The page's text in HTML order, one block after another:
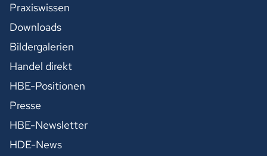
Praxiswissen
Downloads
Bildergalerien
Handel direkt
HBE-Positionen
Presse
HBE-Newsletter
HDE-News